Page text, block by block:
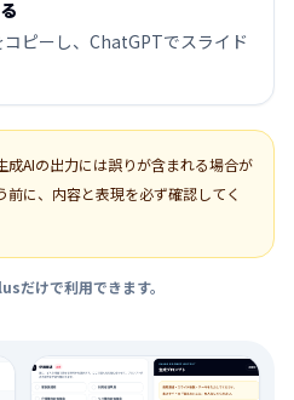
ピーし、ChatGPTでスライド
成AIの出力には誤りが含まれる場合が
に、内容と表現を必ず確認してく
だけで利用できます。